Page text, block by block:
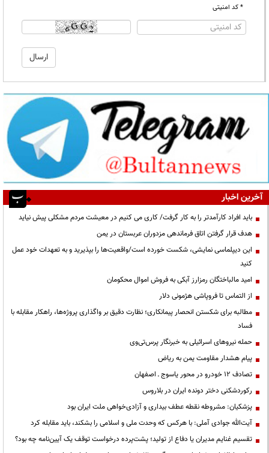
* کد امنیتی
آخرین اخبار
باید افراد کارآمدتر را به کار گرفت/ کاری می کنیم در معیشت مردم مشکلی پیش نیاید
هدف قرار گرفتن اتاق‌ فرماندهی مزدوران عربستان در یمن
این دیپلماسی نمایشی، شکست خورده است/واقعیت‌ها را بپذیرید و به تعهدات خود عمل
کنید
امید مالباختگان رمزارز آبکی به فروش اموال محکومان
از التماس تا فروپاشی هژمونی دلار
مطالبه برای شکستن انحصار پیمانکاری؛ نظارت دقیق بر واگذاری پروژه‌ها، راهکار مقابله با
فساد
حمله نیروهای اسرائیلی به خبرنگار پرس‌تی‌وی
پیام هشدار مقاومت یمن به ریاض
تصادف ۱۲ خودرو در محور یاسوج ـ اصفهان
رکوردشکنی دختر دونده ایران در بلاروس
پزشکیان: مشروطه نقطه عطف بیداری و آزادی‌خواهی ملت ایران بود
آیت‌الله جوادی آملی: با هرکس که وحدت ملی و اسلامی را بشکند، باید مقابله کرد
تقسیم غنایم مدیران یا دفاع از تولید؛ پشت‌پرده درخواست توقف یک آیین‌نامه چه بود؟